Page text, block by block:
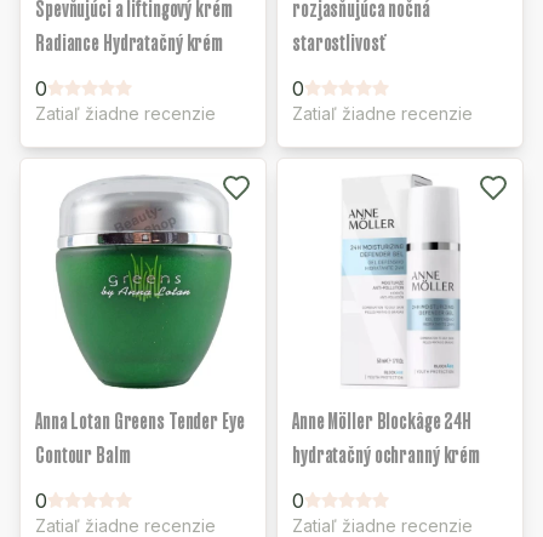
Spevňujúci a liftingový krém
Radiance Hydratačný krém
0
Zatiaľ žiadne recenzie
rozjasňujúca nočná
starostlivosť
0
Zatiaľ žiadne recenzie
Anna Lotan Greens Tender Eye
Contour Balm
0
Zatiaľ žiadne recenzie
Anne Möller Blockâge 24H
hydratačný ochranný krém
0
Zatiaľ žiadne recenzie